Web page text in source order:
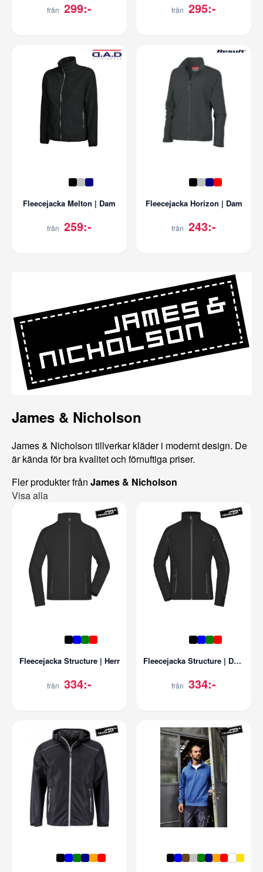
från 299:- från 295:-
Fleecejacka Melton | Dam
från 259:-
Fleecejacka Horizon | Dam
från 243:-
James & Nicholson
James & Nicholson tillverkar kläder i modernt design. De
är kända för bra kvalitet och förnuftiga priser.
Fler produkter från James & Nicholson
Visa alla
Fleecejacka Structure | Herr
från 334:-
Fleecejacka Structure | Dam
från 334:-